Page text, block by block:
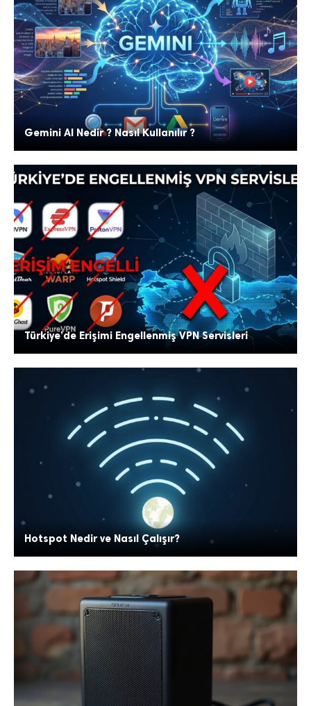
Gemini AI Nedir ? Nasıl Kullanılır ?
Türkiye’de Erişimi Engellenmiş VPN Servisleri
Hotspot Nedir ve Nasıl Çalışır?